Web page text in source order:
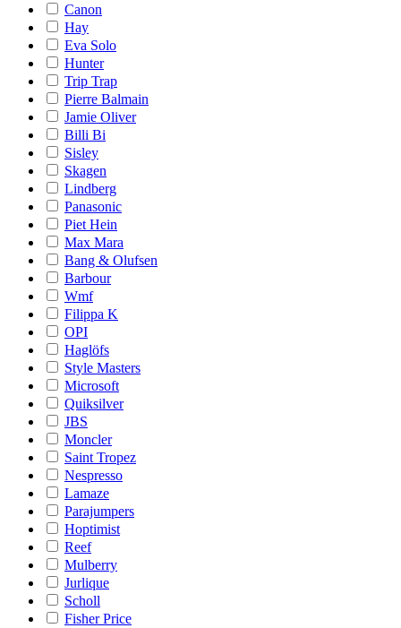
Canon
Hay
Eva Solo
Hunter
Trip Trap
Pierre Balmain
Jamie Oliver
Billi Bi
Sisley
Skagen
Lindberg
Panasonic
Piet Hein
Max Mara
Bang & Olufsen
Barbour
Wmf
Filippa K
OPI
Haglöfs
Style Masters
Microsoft
Quiksilver
JBS
Moncler
Saint Tropez
Nespresso
Lamaze
Parajumpers
Hoptimist
Reef
Mulberry
Jurlique
Scholl
Fisher Price